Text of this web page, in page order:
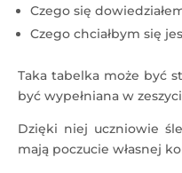
Czego się
Czego chciałbym się
Taka tabelka może być
być wypełniana w
Dzięki niej uczniowie
mają poczucie własnej